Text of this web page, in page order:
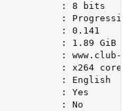
: 8 bits
:
: 0.141
: 1.89 GiB
: www.club-
: x264 core 133
: English
: Yes
: No